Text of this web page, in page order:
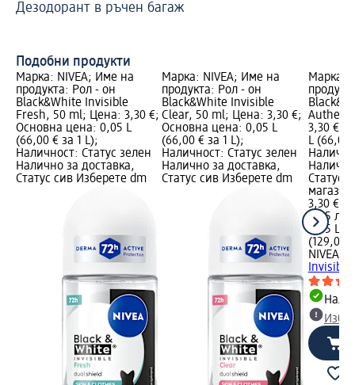
Дезодорант в ръчен багаж
Подобни продукти
Марка: NIVEA; Име на
продукта: Рол - он
Black&White Invisible
Fresh, 50 ml; Цена: 3,30 €;
Основна цена: 0,05 L
(66,00 € за 1 L);
Наличност: Статус зелен
Налично за доставка,
Статус сив Изберете dm
Марка: NIVEA; Име на
продукта: Рол - он
Black&White Invisible
Clear, 50 ml; Цена: 3,30 €;
Основна цена: 0,05 L
(66,00 € за 1 L);
Наличност: Статус зелен
Налично за доставка,
Статус сив Изберете dm
Марка:
3,30 €;
L (66,00
Статус
магазин
3,30 €
6,45 лв.
0,05 L
(129,08
NIVEA